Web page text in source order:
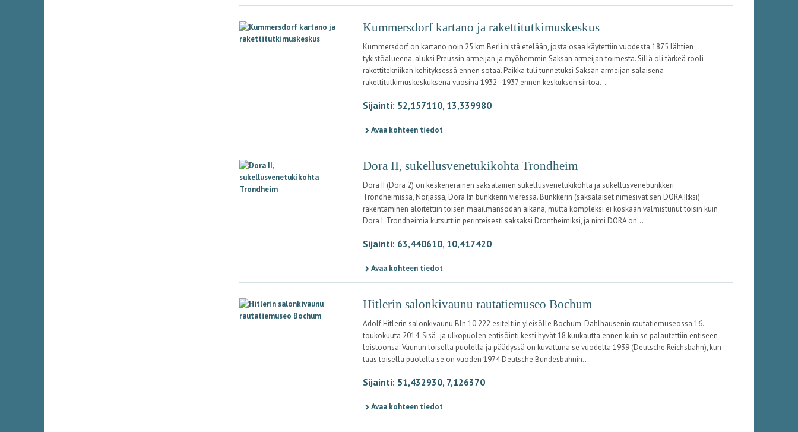
Kummersdorf kartano ja rakettitutkimuskeskus
Kummersdorf on kartano noin 25 km Berliinistä etelään, josta osaa käytettiin vuodesta 1875 lähtien
tykistöalueena, aluksi Preussin armeijan ja myöhemmin Saksan armeijan toimesta. Sillä oli tärkeä rooli
rakettitekniikan kehityksessä ennen sotaa. Paikka tuli tunnetuksi Saksan armeijan salaisena
rakettitutkimuskeskuksena vuosina 1932 - 1937 ennen keskuksen siirtoa...
Sijainti: 52,157110, 13,339980
Avaa kohteen tiedot
Dora II, sukellusvenetukikohta Trondheim
Dora II (Dora 2) on keskeneräinen saksalainen sukellusvenetukikohta ja sukellusvenebunkkeri
Trondheimissa, Norjassa, Dora I:n bunkkerin vieressä. Bunkkerin (saksalaiset nimesivät sen DORA II:ksi)
rakentaminen aloitettiin toisen maailmansodan aikana, mutta kompleksi ei koskaan valmistunut toisin kuin
Dora I. Trondheimia kutsuttiin perinteisesti saksaksi Drontheimiksi, ja nimi DORA on...
Sijainti: 63,440610, 10,417420
Avaa kohteen tiedot
Hitlerin salonkivaunu rautatiemuseo Bochum
Adolf Hitlerin salonkivaunu Bln 10 222 esiteltiin yleisölle Bochum-Dahlhausenin rautatiemuseossa 16.
toukokuuta 2014. Sisä- ja ulkopuolen entisöinti kesti hyvät 18 kuukautta ennen kuin se palautettiin entiseen
loistoonsa. Vaunun toisella puolella ja päädyssä on kuvattuna se vuodelta 1939 (Deutsche Reichsbahn), kun
taas toisella puolella se on vuoden 1974 Deutsche Bundesbahnin...
Sijainti: 51,432930, 7,126370
Avaa kohteen tiedot